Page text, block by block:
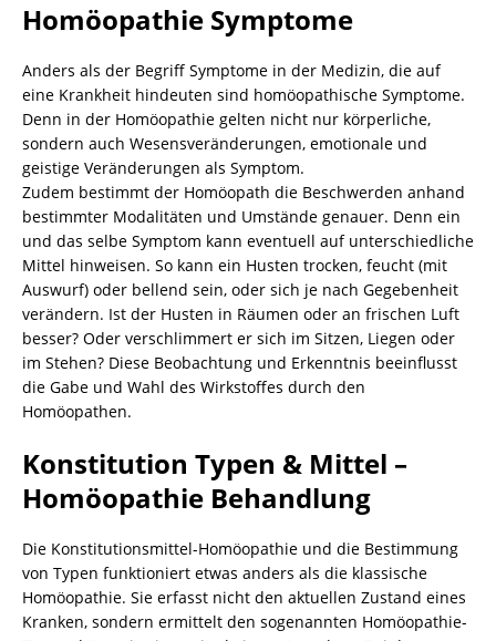
Homöopathie Symptome
Anders als der Begriff Symptome in der Medizin, die auf
eine Krankheit hindeuten sind homöopathische Symptome.
Denn in der Homöopathie gelten nicht nur körperliche,
sondern auch Wesensveränderungen, emotionale und
geistige Veränderungen als Symptom.
Zudem bestimmt der Homöopath die Beschwerden anhand
bestimmter Modalitäten und Umstände genauer. Denn ein
und das selbe Symptom kann eventuell auf unterschiedliche
Mittel hinweisen. So kann ein Husten trocken, feucht (mit
Auswurf) oder bellend sein, oder sich je nach Gegebenheit
verändern. Ist der Husten in Räumen oder an frischen Luft
besser? Oder verschlimmert er sich im Sitzen, Liegen oder
im Stehen? Diese Beobachtung und Erkenntnis beeinflusst
die Gabe und Wahl des Wirkstoffes durch den
Homöopathen.
Konstitution Typen & Mittel –
Homöopathie Behandlung
Die Konstitutionsmittel-Homöopathie und die Bestimmung
von Typen funktioniert etwas anders als die klassische
Homöopathie. Sie erfasst nicht den aktuellen Zustand eines
Kranken, sondern ermittelt den sogenannten Homöopathie-